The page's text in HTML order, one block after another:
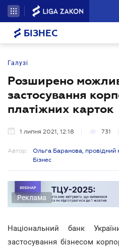
БІЗНЕС
Галузі
Розширено
застосування
платіжних карток
1 липня 2021, 12:18 731
Автор:
Ольга Баранова,
Бізнес
Реклама
Національний банк
застосування бізнесом